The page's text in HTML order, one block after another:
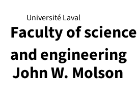
John W. Molson
Université Laval
Faculty of science
and engineering